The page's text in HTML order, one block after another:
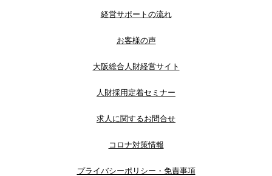
経営サポートの流れ
お客様の声
大阪総合人財経営サイト
人財採用定着セミナー
求人に関するお問合せ
コロナ対策情報
プライバシーポリシー・免責事項